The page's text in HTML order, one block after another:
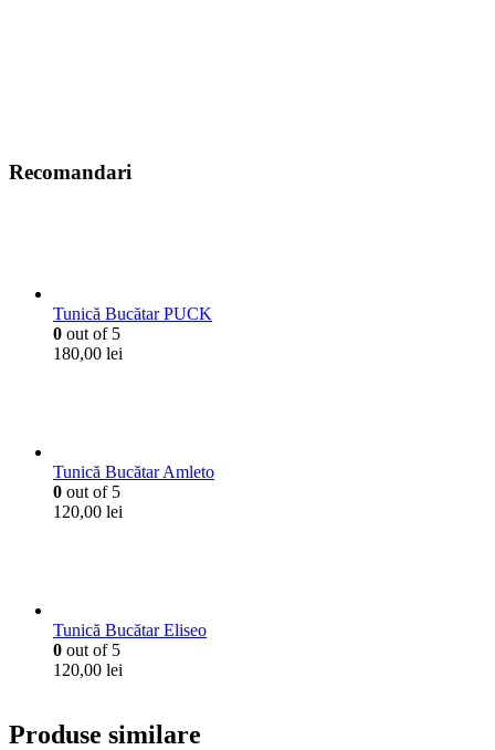
Recomandari
Tunică Bucătar PUCK
0 out of 5
180,00 lei
Tunică Bucătar Amleto
0 out of 5
120,00 lei
Tunică Bucătar Eliseo
0 out of 5
120,00 lei
Produse similare